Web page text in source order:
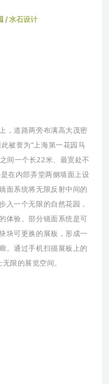
/ 水石设计
，道路两旁布满高大茂密
被誉为“上海第一花园马
间一个长22米、最宽处不
在内部弄堂两侧墙面上设
面系统将无限反射中间的
入一个无限的自然花园，
体验。部分镜面系统是可
块可更换的展板，形成一
。通过手机扫描展板上的
限的展览空间。